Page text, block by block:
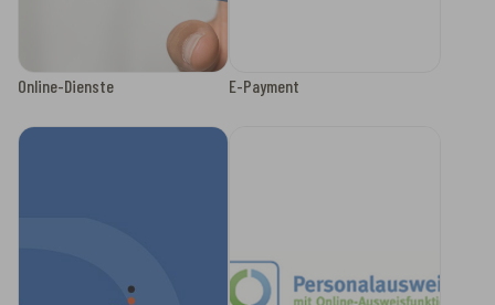
Online-Dienste E-Payment